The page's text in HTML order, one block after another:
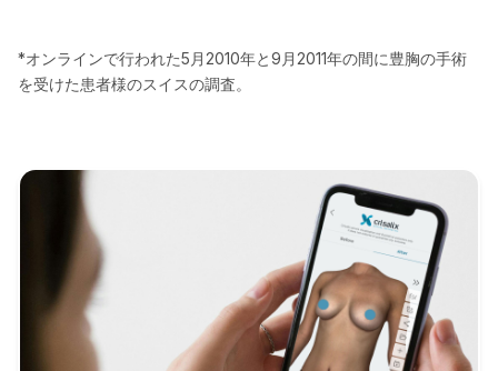
*オンラインで行われた5月2010年と9月2011年の間に豊胸の手術
を受けた患者様のスイスの調査。